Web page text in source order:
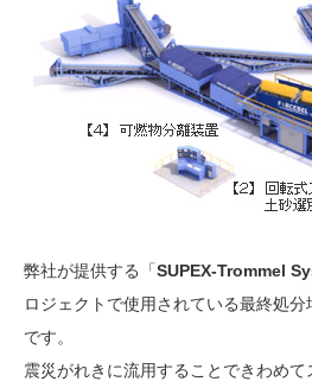
弊社が提供する「SUPEX-Trommel
ロジェクトで使用されている最終処
です。
震災がれきに流用することできわめ